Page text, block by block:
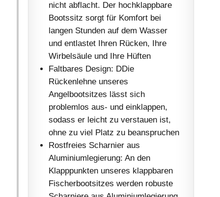
nicht abflacht. Der hochklappbare
Bootssitz sorgt für Komfort bei
langen Stunden auf dem Wasser
und entlastet Ihren Rücken, Ihre
Wirbelsäule und Ihre Hüften
Faltbares Design: DDie
Rückenlehne unseres
Angelbootsitzes lässt sich
problemlos aus- und einklappen,
sodass er leicht zu verstauen ist,
ohne zu viel Platz zu beanspruchen
Rostfreies Scharnier aus
Aluminiumlegierung: An den
Klapppunkten unseres klappbaren
Fischerbootsitzes werden robuste